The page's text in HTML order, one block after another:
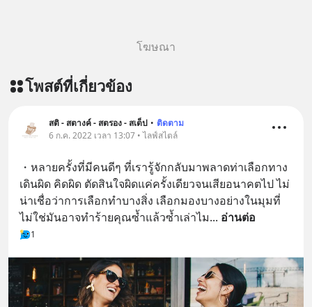
โฆษณา
โพสต์ที่เกี่ยวข้อง
สติ - สตางค์ - สตรอง - สเต็ป • ติดตาม
6 ก.ค. 2022 เวลา 13:07 • ไลฟ์สไตล์
・หลายครั้งที่มีคนดีๆ ที่เรารู้จักกลับมาพลาดท่าเลือกทาง
เดินผิด คิดผิด ตัดสินใจผิดแค่ครั้งเดียวจนเสียอนาคตไป ไม่
น่าเชื่อว่าการเลือกทำบางสิ่ง เลือกมองบางอย่างในมุมที่
ไม่ใช่มันอาจทำร้ายคุณซ้ำแล้วซ้ำเล่าไม... อ่านต่อ
1